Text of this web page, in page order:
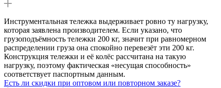
Инструментальная тележка выдерживает ровно ту нагрузку,
которая заявлена производителем. Если указано, что
грузоподъёмность тележки 200 кг, значит при равномерном
распределении груза она спокойно перевезёт эти 200 кг.
Конструкция тележки и её колёс рассчитана на такую
нагрузку, поэтому фактическая «несущая способность»
соответствует паспортным данным.
Есть ли скидки при оптовом или повторном заказе?